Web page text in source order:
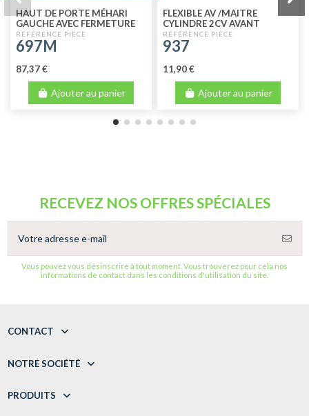
HAUT DE PORTE MÉHARI
GAUCHE AVEC FERMETURE
ÉCLAIR MARRON
697M
87,37 €
Ajouter au panier
FLEXIBLE AV /MAITRE
CYLINDRE 2CV AVANT
07.1964
937
11,90 €
Ajouter au panier
RECEVEZ NOS OFFRES SPÉCIALES
Vous pouvez vous désinscrire à tout moment. Vous trouverez pour cela nos
informations de contact dans les conditions d'utilisation du site.
CONTACT
NOTRE SOCIÉTÉ
PRODUITS